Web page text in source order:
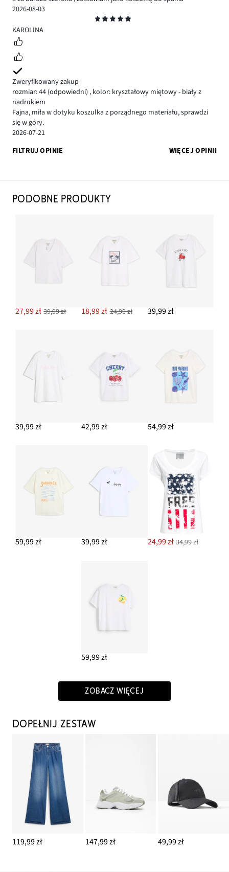
2026-08-03
5
KAROLINA
Zweryfikowany zakup
rozmiar: 44 (odpowiedni) , kolor: kryształowy miętowy - biały z
nadrukiem
Fajna, miła w dotyku koszulka z porządnego materiału, sprawdzi
się w góry.
2026-07-21
FILTRUJ OPINIE
WIĘCEJ OPINII
PODOBNE PRODUKTY
27,99 zł 39,99 zł 18,99 zł 24,99 zł 39,99 zł
39,99 zł 42,99 zł 54,99 zł
59,99 zł 39,99 zł 24,99 zł 34,99 zł
59,99 zł
ZOBACZ WIĘCEJ
DOPEŁNIJ ZESTAW
119,99 zł 147,99 zł 49,99 zł